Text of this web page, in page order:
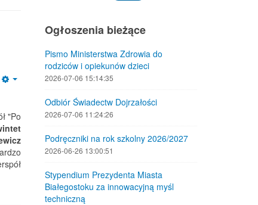
"Po
Ogłoszenia bieżące
Pismo Ministerstwa Zdrowia do
rodziców i opiekunów dzieci
2026-07-06 15:14:35
Odbiór Świadectw Dojrzałości
2026-07-06 11:24:26
Podręczniki na rok szkolny 2026/2027
2026-06-26 13:00:51
Stypendium Prezydenta Miasta
Białegostoku za innowacyjną myśl
techniczną